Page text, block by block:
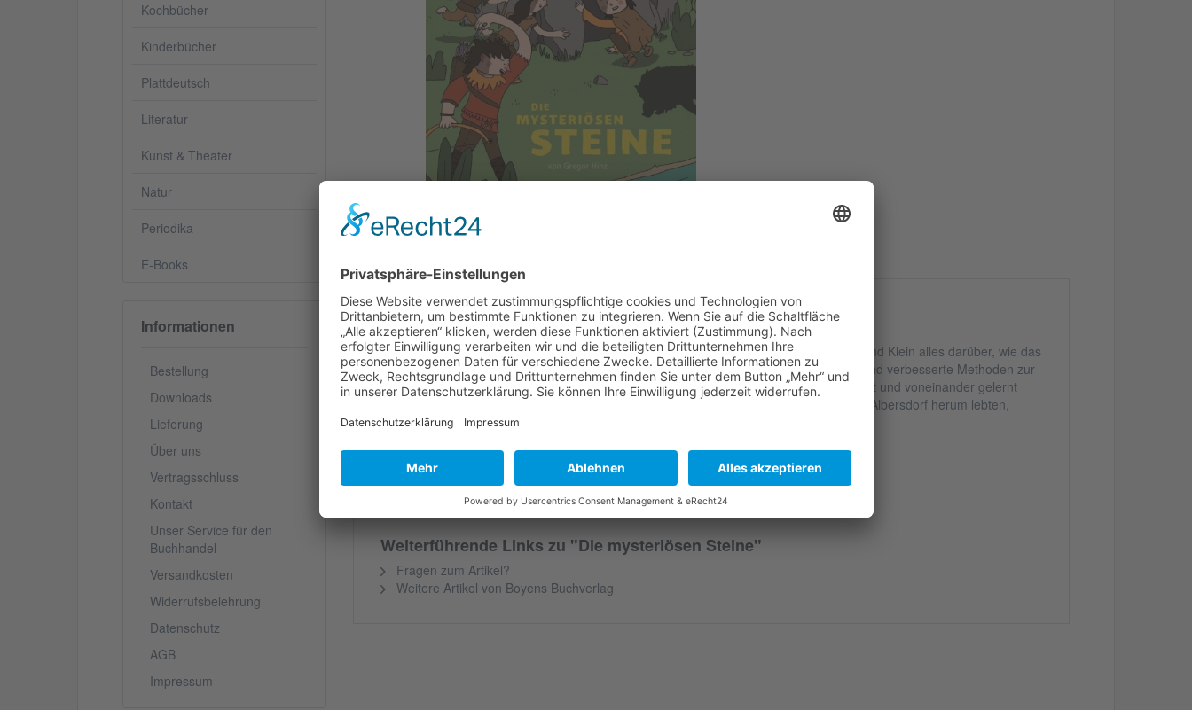
Kochbücher
Kinderbücher
Plattdeutsch
Literatur
Kunst & Theater
Natur
Periodika
E-Books
Informationen
Bestellung
Downloads
Lieferung
Über uns
Vertragsschluss
Kontakt
Unser Service für den
Buchhandel
Versandkosten
Widerrufsbelehrung
Datenschutz
AGB
Impressum
Die mysteriösen Steine
Haben Sie schon einmal den Steinzeitpark in Albersdorf besucht? Dort erfahren Groß und Klein alles darüber, wie das
Leben in der Steinzeit aussah. Doch noch wissen wir nicht alles: Neue Ausgrabungen und verbesserte Methoden zur
Analyse bringen immer mehr Klarheit darüber, wie verschiedene Clans zusammengelebt und voneinander gelernt
haben. Gregor Hinz hat in Comicform die Geschichte von zwei Gruppen, die in und um Albersdorf herum lebten,
aufgeschrieben. Informativ und lustig!
Autor:
Gregor Hinz
Veröffentlichung:
10.2026
170 mm x 240 mm
Weiterführende Links zu "Die mysteriösen Steine"
Fragen zum Artikel?
Weitere Artikel von Boyens Buchverlag